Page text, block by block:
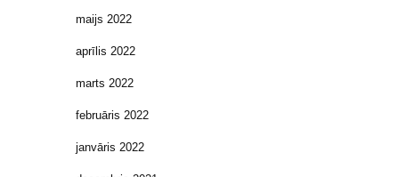
maijs 2022
aprīlis 2022
marts 2022
februāris 2022
janvāris 2022